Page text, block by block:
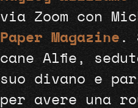
via Zoom con
Paper Magazine .
cane Alfie,
suo divano e
per avere una